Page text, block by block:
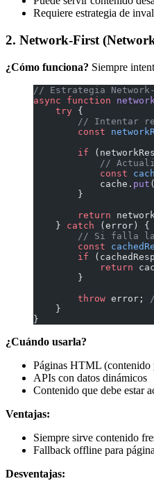
Requiere estrategia de
2. Network-First
¿Cómo funciona? Siempre
// Estrategia
async function
    try
{
// Intentar
        const
        if
//
            const
            cache.
put
        }
        return
    }
catch (error) {
// Si falla
        const
        if
            return
        }
        throw
error;
    }
}
¿Cuándo usarla?
Páginas HTML (contenido
APIs con datos dinámicos
Contenido que debe estar
Ventajas:
Siempre sirve contenido
Fallback offline para
Desventajas: